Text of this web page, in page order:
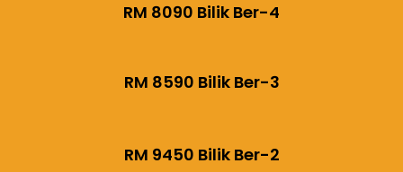
RM 8090 Bilik Ber-4
RM 8590 Bilik Ber-3
RM 9450 Bilik Ber-2